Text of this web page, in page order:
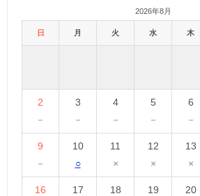
2026年8月
日 月 火 水 木
2
－
3
－
4
－
5
－
6
－
9
－
10
○
11
×
12
×
13
×
16
17
18
19
20